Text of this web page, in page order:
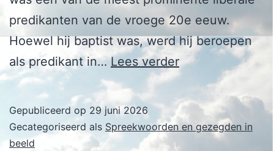
predikanten van de vroege 20e eeuw.
Hoewel hij baptist was, werd hij beroepen
als predikant in…Lees verderHarry
Emerson
Fosdick
Gepubliceerd op 29 juni 2026
Gecategoriseerd als Spreekwoorden en gezegden in
beeld